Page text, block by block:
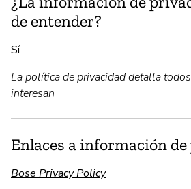
de entender?
Sí
La política de privacidad detalla
interesan
Enlaces a información
Bose Privacy Policy